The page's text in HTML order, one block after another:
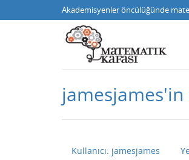
Akademisyenler öncülüğünde
jamesjames'in
Kullanıcı: jamesjames